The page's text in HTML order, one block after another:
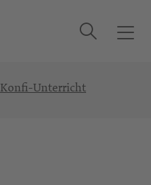
T
Suche
Konfi-Unterricht